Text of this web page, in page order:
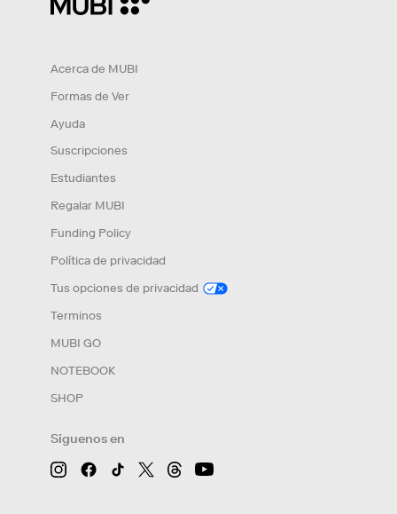
Síguenos en
Acerca de MUBI
Formas de Ver
Ayuda
Suscripciones
Estudiantes
Regalar MUBI
Funding Policy
Política de privacidad
Tus opciones de privacidad
Terminos
MUBI GO
NOTEBOOK
SHOP